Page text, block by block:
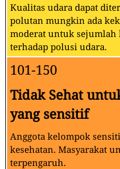
Kualitas udara dapat
polutan mungkin ada
moderat untuk sejumlah
terhadap polusi udara.
101-150
Tidak Sehat
yang sensitif
Anggota kelompok
kesehatan. Masyarakat
terpengaruh.